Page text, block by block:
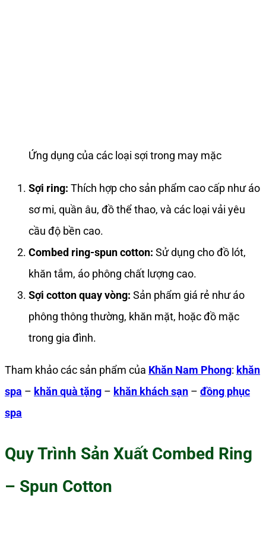
Ứng dụng của các loại sợi trong may mặc
Sợi ring: Thích hợp cho sản phẩm cao cấp như áo
sơ mi, quần âu, đồ thể thao, và các loại vải yêu
cầu độ bền cao.
Combed ring-spun cotton: Sử dụng cho đồ lót,
khăn tắm, áo phông chất lượng cao.
Sợi cotton quay vòng: Sản phẩm giá rẻ như áo
phông thông thường, khăn mặt, hoặc đồ mặc
trong gia đình.
Tham khảo các sản phẩm của Khăn Nam Phong: khăn
spa – khăn quà tặng – khăn khách sạn – đồng phục
spa
Quy Trình Sản Xuất Combed Ring
– Spun Cotton